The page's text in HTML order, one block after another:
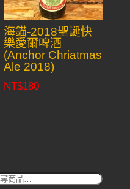
海錨-2018聖誕快
樂愛爾啤酒
(Anchor Chriatmas
Ale 2018)
NT$180
搜